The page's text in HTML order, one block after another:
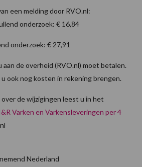
een melding door RVO.nl:
onderzoek: € 16,84
onderzoek: € 27,91
aan de overheid (RVO.nl) moet betalen.
ook nog kosten in rekening brengen.
de wijzigingen leest u in het
Varken en Varkensleveringen per 4
Nederland